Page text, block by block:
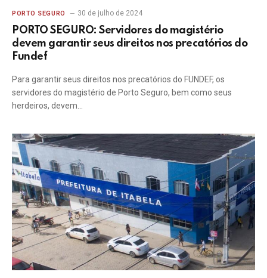
PORTO SEGURO 30 de julho de 2024
PORTO SEGURO: Servidores do magistério
devem garantir seus direitos nos precatórios do
Fundef
Para garantir seus direitos nos precatórios do FUNDEF, os
servidores do magistério de Porto Seguro, bem como seus
herdeiros, devem…